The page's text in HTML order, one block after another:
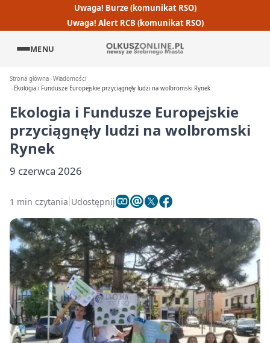
Uwaga! Burze (komunikat RSO)
Uwaga! Alert RCB (komunikat RSO)
MENU
Strona główna Wiadomości
Ekologia i Fundusze Europejskie przyciągnęły ludzi na wolbromski Rynek
Ekologia i Fundusze Europejskie
przyciągnęły ludzi na wolbromski
Rynek
9 czerwca 2026
1 min czytania Udostępnij